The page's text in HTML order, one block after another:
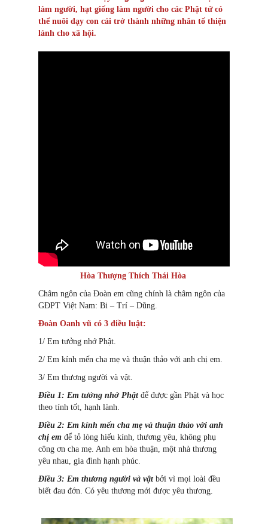
làm người, hạt giống làm người cho các Phật tử có
thể nuôi dạy con cái trở thành những nhân tố thiện
lành cho xã hội.
Hòa Thượng Thích Thái Hòa
Châm ngôn của Đoàn em cũng chính là châm ngôn của
GĐPT Việt Nam: Bi – Trí – Dũng.
Đoàn Oanh vũ có 3 điều luật:
1/ Em tưởng nhớ Phật.
2/ Em kính mến cha mẹ và thuận thảo với anh chị em.
3/ Em thương người và vật.
Điều 1: Em tưởng nhớ Phậtđể được gần Phật và học
theo tính tốt, hạnh lành.
Điều 2: Em kính mến cha mẹ và thuận thảo với anh
chị em để tỏ lòng hiếu kính, thương yêu, không phụ
công ơn cha mẹ. Anh em hòa thuận, một nhà thương
yêu nhau, gia đình hạnh phúc.
Điều 3: Em thương người và vậtbởi vì mọi loài đều
biết đau đớn. Có yêu thương mới được yêu thương.